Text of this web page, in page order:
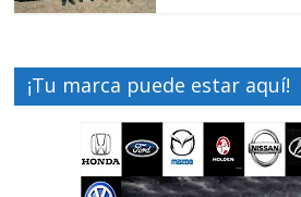
¡Tu marca puede estar aquí!